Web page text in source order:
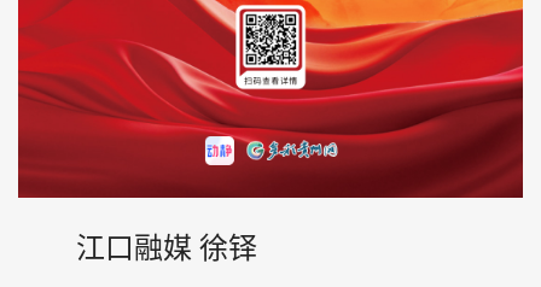
江口融媒 徐铎